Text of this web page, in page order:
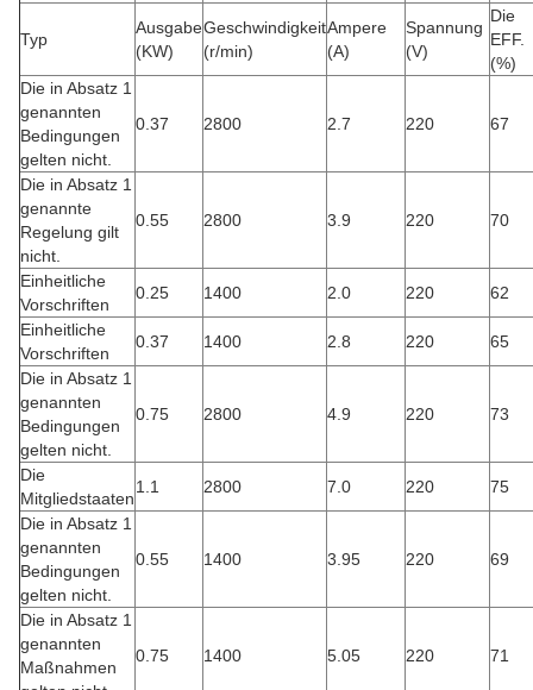
Typ
Ausgabe
(KW)
Geschwindigkeit
(r/min)
Ampere
(A)
Spannung
(V)
Die
EFF.
(%)
Die in Absatz 1
genannten
Bedingungen
gelten nicht.
0.37 2800 2.7 220 67
Die in Absatz 1
genannte
Regelung gilt
nicht.
0.55 2800 3.9 220 70
Einheitliche
Vorschriften
0.25 1400 2.0 220
62
Einheitliche
Vorschriften
0.37 1400 2.8 220
65
Die in Absatz 1
genannten
Bedingungen
gelten nicht.
0.75 2800 4.9 220 73
Die
Mitgliedstaaten
1.1 2800 7.0 220
75
Die in Absatz 1
genannten
Bedingungen
gelten nicht.
0.55 1400 3.95 220 69
Die in Absatz 1
genannten
Maßnahmen
0.75 1400 5.05 220 71